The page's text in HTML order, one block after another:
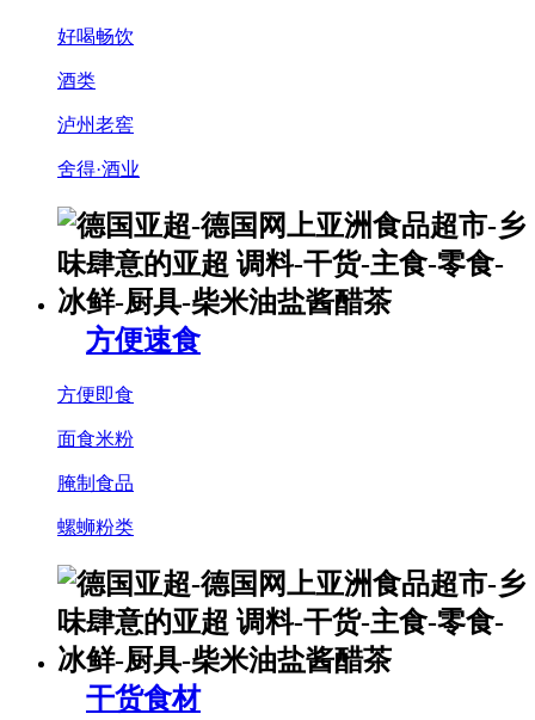
好喝畅饮
酒类
泸州老窖
舍得·酒业
方便速食
方便即食
面食米粉
腌制食品
螺蛳粉类
干货食材